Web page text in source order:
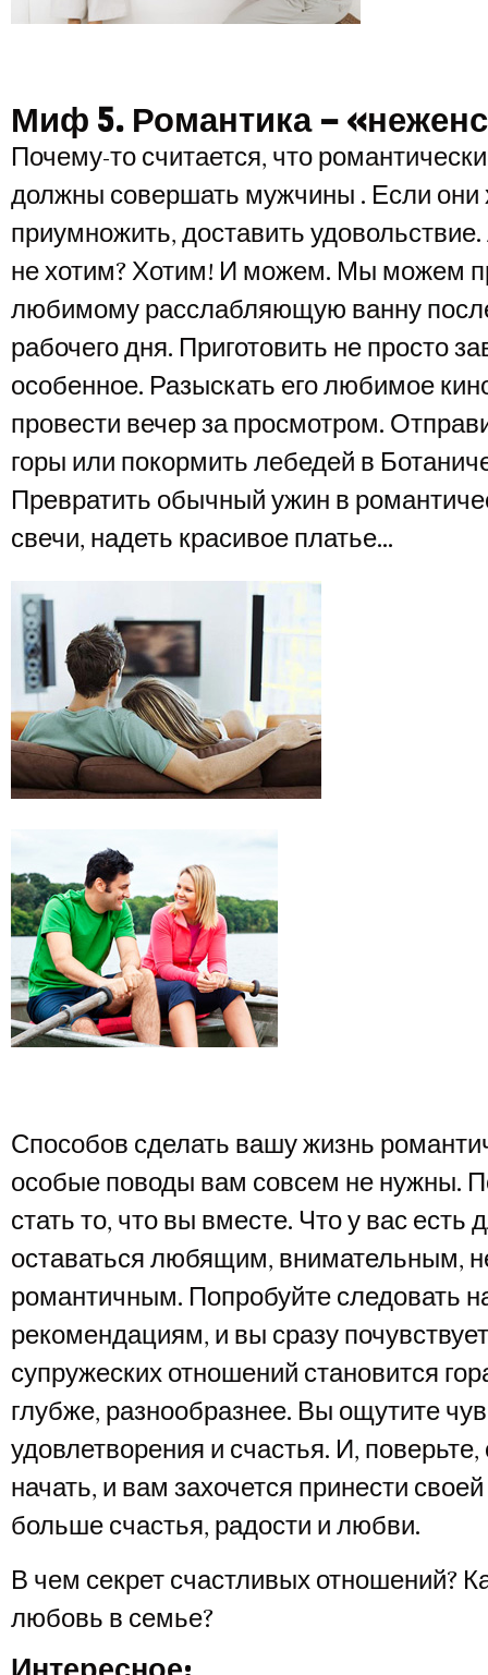
Миф 5. Романтика –
Почему-то считается, что
должны совершать мужчины . Если они
приумножить, доставить
не хотим? Хотим! И можем. Мы можем
любимому расслабляющую ванну
рабочего дня. Приготовить не просто
особенное. Разыскать его любимое
провести вечер за просмотром.
горы или покормить лебедей в
Превратить обычный ужин в
свечи, надеть красивое платье…
Способов сделать вашу жизнь
особые поводы вам совсем не нужны.
стать то, что вы вместе. Что у вас есть
оставаться любящим, внимательным,
романтичным. Попробуйте следовать
рекомендациям, и вы сразу
супружеских отношений становится
глубже, разнообразнее. Вы ощутите
удовлетворения и счастья. И, поверьте,
начать, и вам захочется принести
больше счастья, радости и любви.
В чем секрет счастливых отношений?
любовь в семье?